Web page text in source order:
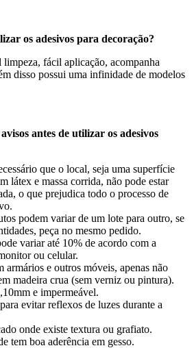
os adesivos para decoração?
fácil aplicação, acompanha
disso possui uma infinidade de modelos
antes de utilizar os adesivos
que o local, seja uma superfície
látex e massa corrida, não pode estar
o que prejudica todo o processo de
podem variar de um lote para outro, se
peça no mesmo pedido.
variar até 10% de acordo com a
ou celular.
armários e outros móveis, apenas não
madeira crua (sem verniz ou pintura).
e impermeável.
evitar reflexos de luzes durante a
onde existe textura ou grafiato.
tem boa aderência em gesso.